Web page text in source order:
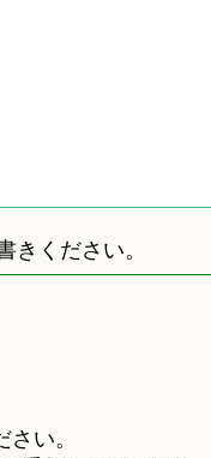
きください。
い。